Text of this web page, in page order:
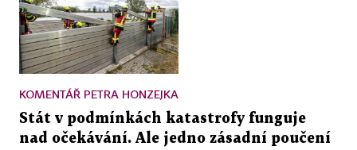
KOMENTÁŘ PETRA HONZEJKA
Stát v podmínkách katastrofy funguje
nad očekávání. Ale jedno zásadní poučení